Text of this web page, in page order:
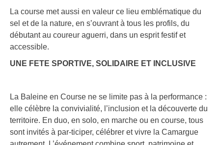
La course met aussi en valeur ce lieu emblématique du
sel et de la nature, en s’ouvrant à tous les profils, du
débutant au coureur aguerri, dans un esprit festif et
accessible.
UNE FETE SPORTIVE, SOLIDAIRE ET INCLUSIVE
La Baleine en Course ne se limite pas à la performance :
elle célèbre la convivialité, l’inclusion et la découverte du
territoire. En duo, en solo, en marche ou en course, tous
sont invités à par-ticiper, célébrer et vivre la Camargue